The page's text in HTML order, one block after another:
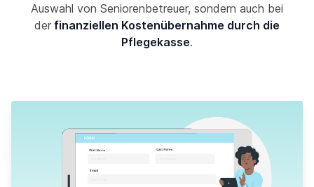
Auswahl von Seniorenbetreuer, sondern auch bei
der finanziellen Kostenübernahme durch die
Pflegekasse.